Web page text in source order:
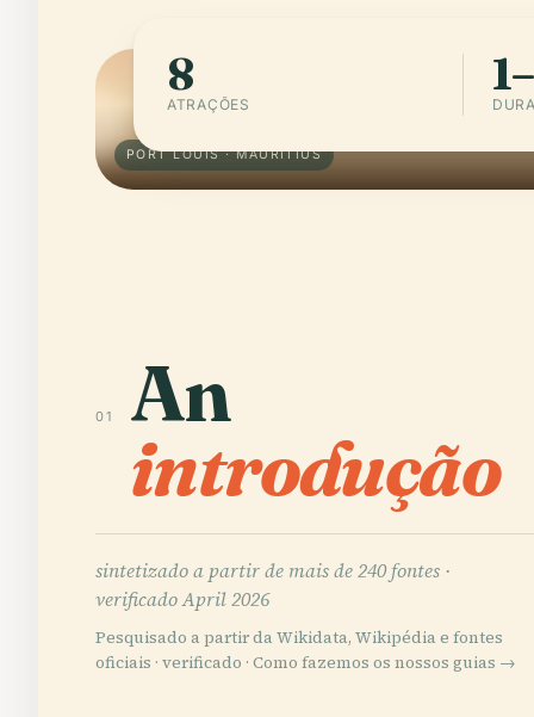
PORT LOUIS · MAURITIUS
8
ATRAÇÕES
01 An
introdução
sintetizado a partir de mais de 240 fontes ·
verificado April 2026
Pesquisado a partir da Wikidata, Wikipédia e fontes
oficiais · verificado · Como fazemos os nossos guias →